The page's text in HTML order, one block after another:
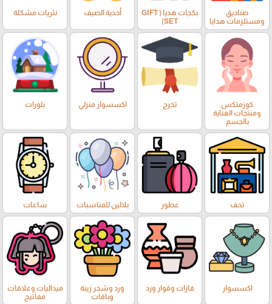
صناديق
ومستلزمات هدايا
بكجات هديا ( GIFT
SET)
أحذية الصيف نثريات مشكلة
كوزمتكس
ومنتجات العناية
بالجسم
تخرج اكسسوار منزلي بلورات
تحف عطور بلالين للمناسبات ساعات
اكسسوار فازات وقوار ورد
ورد وشجر زينة
وباقات
ميداليات وعلاقات
مفاتيح